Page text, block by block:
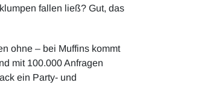
fallen ließ? Gut, das
ohne – bei Muffins kommt
mit 100.000 Anfragen
ein Party- und